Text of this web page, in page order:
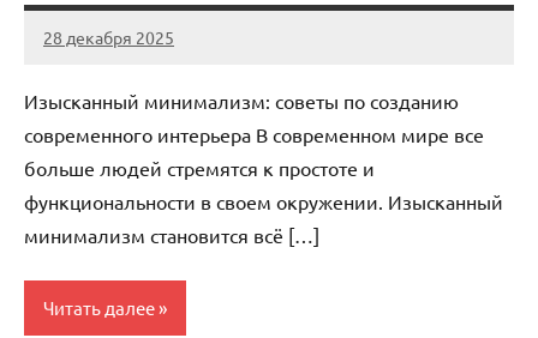
28 декабря 2025
stroi_proekt
Нет
Изысканный минимализм: советы по созданию
современного интерьера В современном мире все
больше людей стремятся к простоте и
функциональности в своем окружении. Изысканный
минимализм становится всё […]
Читать далее